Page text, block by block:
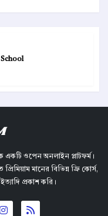
একটি ওপেন অনলাইন প্লাটফর্ম।
মানের বিভিন্ন ফ্রি কোর্স,
প্রকাশ করি।